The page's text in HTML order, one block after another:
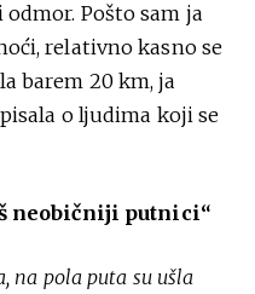
Pošto sam ja
relativno kasno se
barem 20 km, ja
o ljudima koji se
neobičniji putnici“
na pola puta su ušla